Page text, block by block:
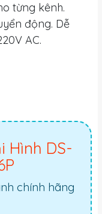
từng kênh.
động. Dễ
AC.
Hình DS-
chính hãng